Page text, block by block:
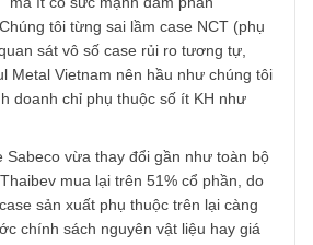
chúc của anh, chúng tôi cũng chúc
và thịnh vượng hơn trong năm 2020
SMB, hay BSP, chúng tôi đều không ưa
liệu & đầu ra đều phụ thuộc hoàn
Sabeco – tức biên LN gộp, doanh
mà ít có sức mạnh đàm phán
Chúng tôi từng sai lầm case NCT